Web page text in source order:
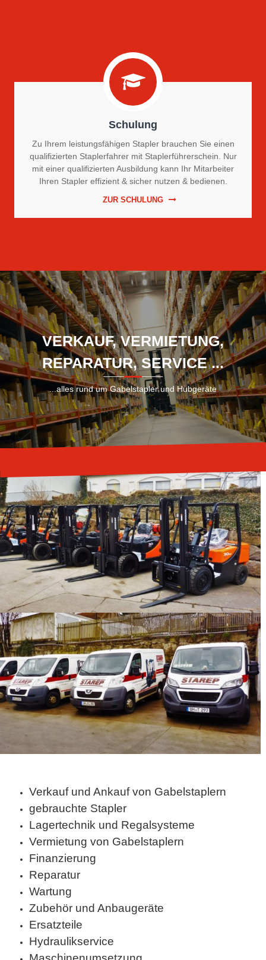
Schulung
Zu Ihrem leistungsfähigen Stapler brauchen Sie einen
qualifizierten Staplerfahrer mit Staplerführerschein. Nur
mit einer qualifizierten Ausbildung kann Ihr Mitarbeiter
Ihren Stapler effizient & sicher nutzen & bedienen.
ZUR SCHULUNG
VERKAUF, VERMIETUNG,
REPARATUR, SERVICE ...
...alles rund um Gabelstapler und Hubgeräte
Verkauf und Ankauf von Gabelstaplern
gebrauchte Stapler
Lagertechnik und Regalsysteme
Vermietung von Gabelstaplern
Finanzierung
Reparatur
Wartung
Zubehör und Anbaugeräte
Ersatzteile
Hydraulikservice